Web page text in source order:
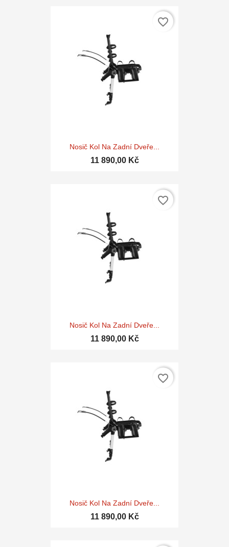
Nosič Kol Na Zadní Dveře...
11 890,00 Kč
favorite_border
Nosič Kol Na Zadní Dveře...
11 890,00 Kč
favorite_border
Nosič Kol Na Zadní Dveře...
11 890,00 Kč
favorite_border